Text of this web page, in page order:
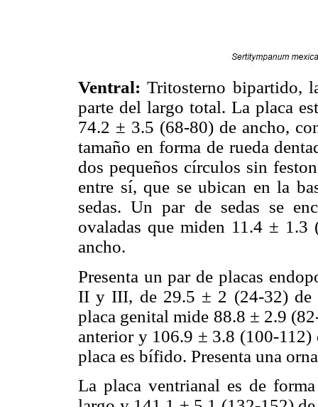
Ventral: Tritosterno bipartido,
parte del largo total. La placa
74.2 ± 3.5 (68-80) de ancho,
tamaño en forma de rueda
dos pequeños círculos sin
entre sí, que se ubican en la
sedas. Un par de sedas se
ovaladas que miden 11.4 ±
ancho.
Presenta un par de placas
II y III, de 29.5 ± 2 (24-32) de
placa genital mide 88.8 ± 2.9
anterior y 106.9 ± 3.8 (100-112)
placa es bífido. Presenta una
La placa ventrianal es de